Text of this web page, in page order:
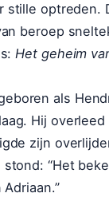
stille optreden.
beroep
Het geheim
als
Hij
zijn
“Het